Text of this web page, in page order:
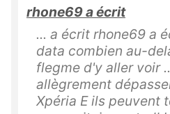
rhone69 a écrit
... a écrit rhone69 a
data combien au-
flegme d'y aller voir
allègrement
Xpéria E ils peuvent